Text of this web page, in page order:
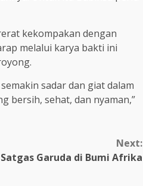
kekompakan dengan
melalui karya bakti ini
sadar dan giat dalam
bersih, sehat, dan nyaman,”
Next:
Garuda di Bumi Afrika